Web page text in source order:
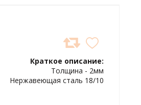
Краткое описание:
Толщина - 2мм
Нержавеющая сталь 18/10